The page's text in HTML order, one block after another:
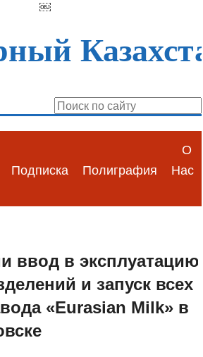
￼
Подписка Полиграфия
О
Нас
ввод в эксплуатацию
и запуск всех
«Eurasian Milk» в